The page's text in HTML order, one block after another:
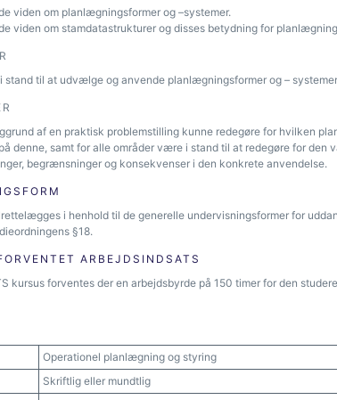
viden om planlægningsformer og –systemer.
viden om stamdatastrukturer og disses betydning for
stand til at udvælge og anvende planlægningsformer og –
af en praktisk problemstilling kunne redegøre for hvilken
denne, samt for alle områder være i stand til at redegøre for
begrænsninger og konsekvenser i den konkrete anvendelse.
i henhold til de generelle undervisningsformer for
§18.
ARBEJDSINDSATS
kursus forventes der en arbejdsbyrde på 150 timer for den
Operationel planlægning og styring
Skriftlig eller mundtlig